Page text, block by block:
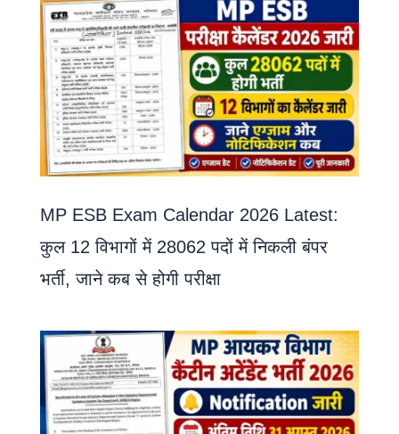
MP ESB Exam Calendar 2026 Latest:
कुल 12 विभागों में 28062 पदों में निकली बंपर
भर्ती, जाने कब से होगी परीक्षा